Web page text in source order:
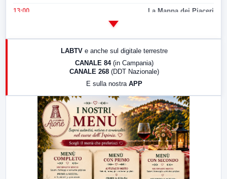
13:00 La Mappa dei Piaceri
LabNews (replica)
LABTV e anche sul digitale terrestre
CANALE 84 (in Campania)
CANALE 268 (DDT Nazionale)
E sulla nostra APP